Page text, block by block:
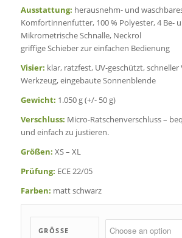
Ausstattung: herausnehm- und
Komfortinnenfutter, 100 % Polyester, 4 Be-
Mikrometrische Schnalle, Neckrol
griffige Schieber zur einfachen Bedienung
Visier: klar, ratzfest, UV-geschützt,
Werkzeug, eingebaute Sonnenblende
Gewicht: 1.050 g (+/- 50 g)
Verschluss: Micro-Ratschenverschluss –
und einfach zu justieren.
Größen: XS – XL
Prüfung: ECE 22/05
Farben: matt schwarz
GRÖSSE